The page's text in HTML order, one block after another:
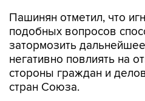
Пашинян отметил, что
подобных вопросов
затормозить
негативно повлиять на
стороны граждан и
стран Союза.